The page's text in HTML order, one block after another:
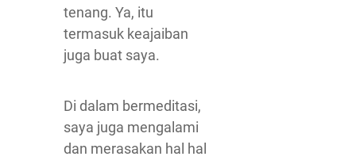
tenang. Ya, itu
termasuk keajaiban
juga buat saya.
Di dalam bermeditasi,
saya juga mengalami
dan merasakan hal hal